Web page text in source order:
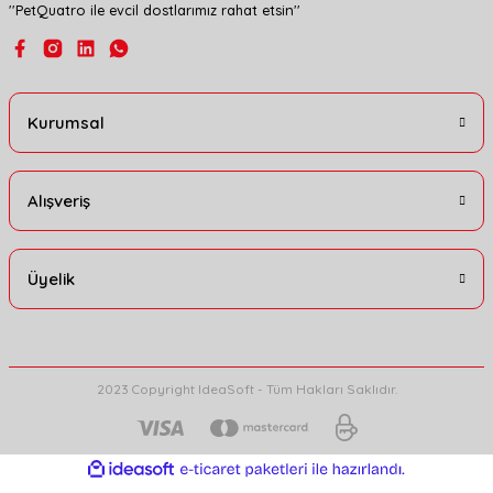
''PetQuatro ile evcil dostlarımız rahat etsin''
Kurumsal
Alışveriş
Üyelik
2023 Copyright IdeaSoft - Tüm Hakları Saklıdır.
ideasoft
e-